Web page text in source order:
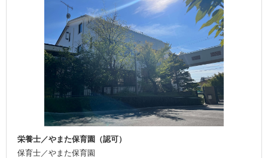
栄養士／やまた保育園（認可）
保育士／やまた保育園